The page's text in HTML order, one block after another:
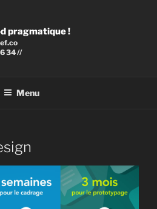
pragmatique !
34 //
Menu